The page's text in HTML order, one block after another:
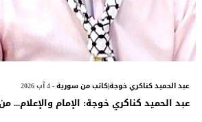
عبد الحميد كناكري خوجة|كاتب من سورية- 4 آب 2026
عبد الحميد كناكري خوجة: الإمام والإعلام...